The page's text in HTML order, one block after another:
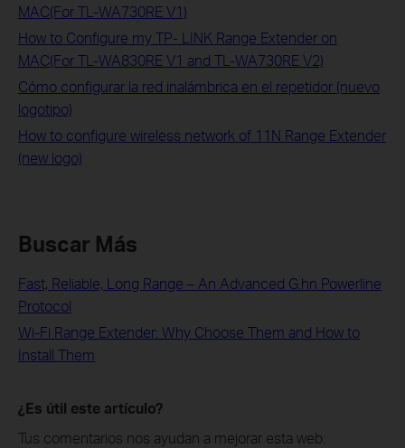
MAC(For TL-WA730RE V1)
How to Configure my TP- LINK Range Extender on
MAC(For TL-WA830RE V1 and TL-WA730RE V2)
Cómo configurar la red inalámbrica en el repetidor (nuevo
logotipo)
How to configure wireless network of 11N Range Extender
(new logo)
Buscar Más
Fast, Reliable, Long Range – An Advanced G.hn Powerline
Protocol
Wi-Fi Range Extender: Why Choose Them and How to
Install Them
¿Es útil este artículo?
Tus comentarios nos ayudan a mejorar esta web.